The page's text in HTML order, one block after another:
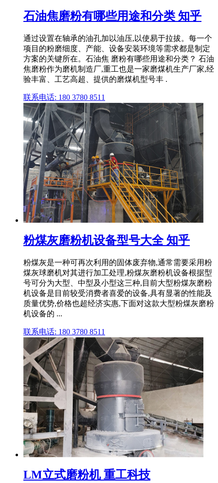
石油焦磨粉有哪些用途和分类 知乎
通过设置在轴承的油孔加以油压,以使易于拉拔。每一个
项目的粉磨细度、产能、设备安装环境等需求都是制定
方案的关键所在。石油焦 磨粉有哪些用途和分类？ 石油
焦磨粉作为磨机制造厂,重工也是一家磨煤机生产厂家,经
验丰富、工艺高超、提供的磨煤机型号丰 .
联系电话: 180 3780 8511
粉煤灰磨粉机设备型号大全 知乎
粉煤灰是一种可再次利用的固体废弃物,通常需要采用粉
煤灰球磨机对其进行加工处理,粉煤灰磨粉机设备根据型
号可分为大型、中型及小型这三种,目前大型粉煤灰磨粉
机设备是目前较受消费者喜爱的设备,具有显著的性能及
质量优势,价格也超经济实惠,下面对这款大型粉煤灰磨粉
机设备的 ...
联系电话: 180 3780 8511
LM立式磨粉机 重工科技